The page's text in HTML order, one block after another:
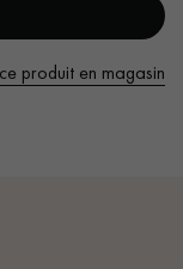
guider pas à
parquet.
produit en magasin